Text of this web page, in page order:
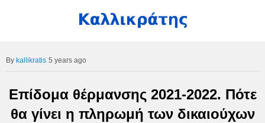
kallikratis 5 years ago
Επίδομα θέρμανσης 2021-2022. Πότε
θα γίνει η πληρωμή των δικαιούχων